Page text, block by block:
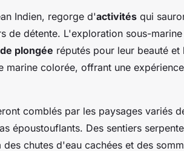
Indien, regorge d'activités qui
de détente. L'exploration sous-
plongée réputés pour leur beauté et
marine colorée, offrant une
comblés par les paysages variés
époustouflants. Des sentiers
chutes d'eau cachées et des